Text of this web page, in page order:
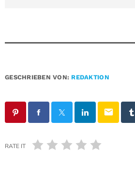
GESCHRIEBEN VON: REDAKTION
email
RATE IT